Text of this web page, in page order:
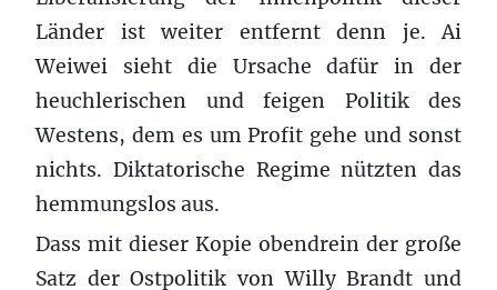
Länder ist weiter entfernt denn je. Ai
Weiwei sieht die Ursache dafür in der
heuchlerischen und feigen Politik des
Westens, dem es um Profit gehe und sonst
nichts. Diktatorische Regime nützten das
hemmungslos aus.
Dass mit dieser Kopie obendrein der große
Satz der Ostpolitik von Willy Brandt und